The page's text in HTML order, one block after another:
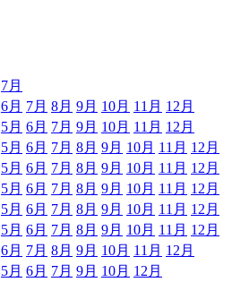
7月
6月 7月 8月 9月 10月 11月 12月
5月 6月 7月 9月 10月 11月 12月
5月 6月 7月 8月 9月 10月 11月 12月
5月 6月 7月 8月 9月 10月 11月 12月
5月 6月 7月 8月 9月 10月 11月 12月
5月 6月 7月 8月 9月 10月 11月 12月
5月 6月 7月 8月 9月 10月 11月 12月
6月 7月 8月 9月 10月 11月 12月
5月 6月 7月 9月 10月 12月